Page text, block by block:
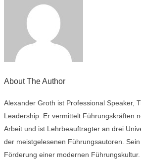
About The Author
Alexander Groth ist Professional Speaker,
Leadership. Er vermittelt Führungskräften
Arbeit und ist Lehrbeauftragter an drei
der meistgelesenen Führungsautoren.
Förderung einer modernen